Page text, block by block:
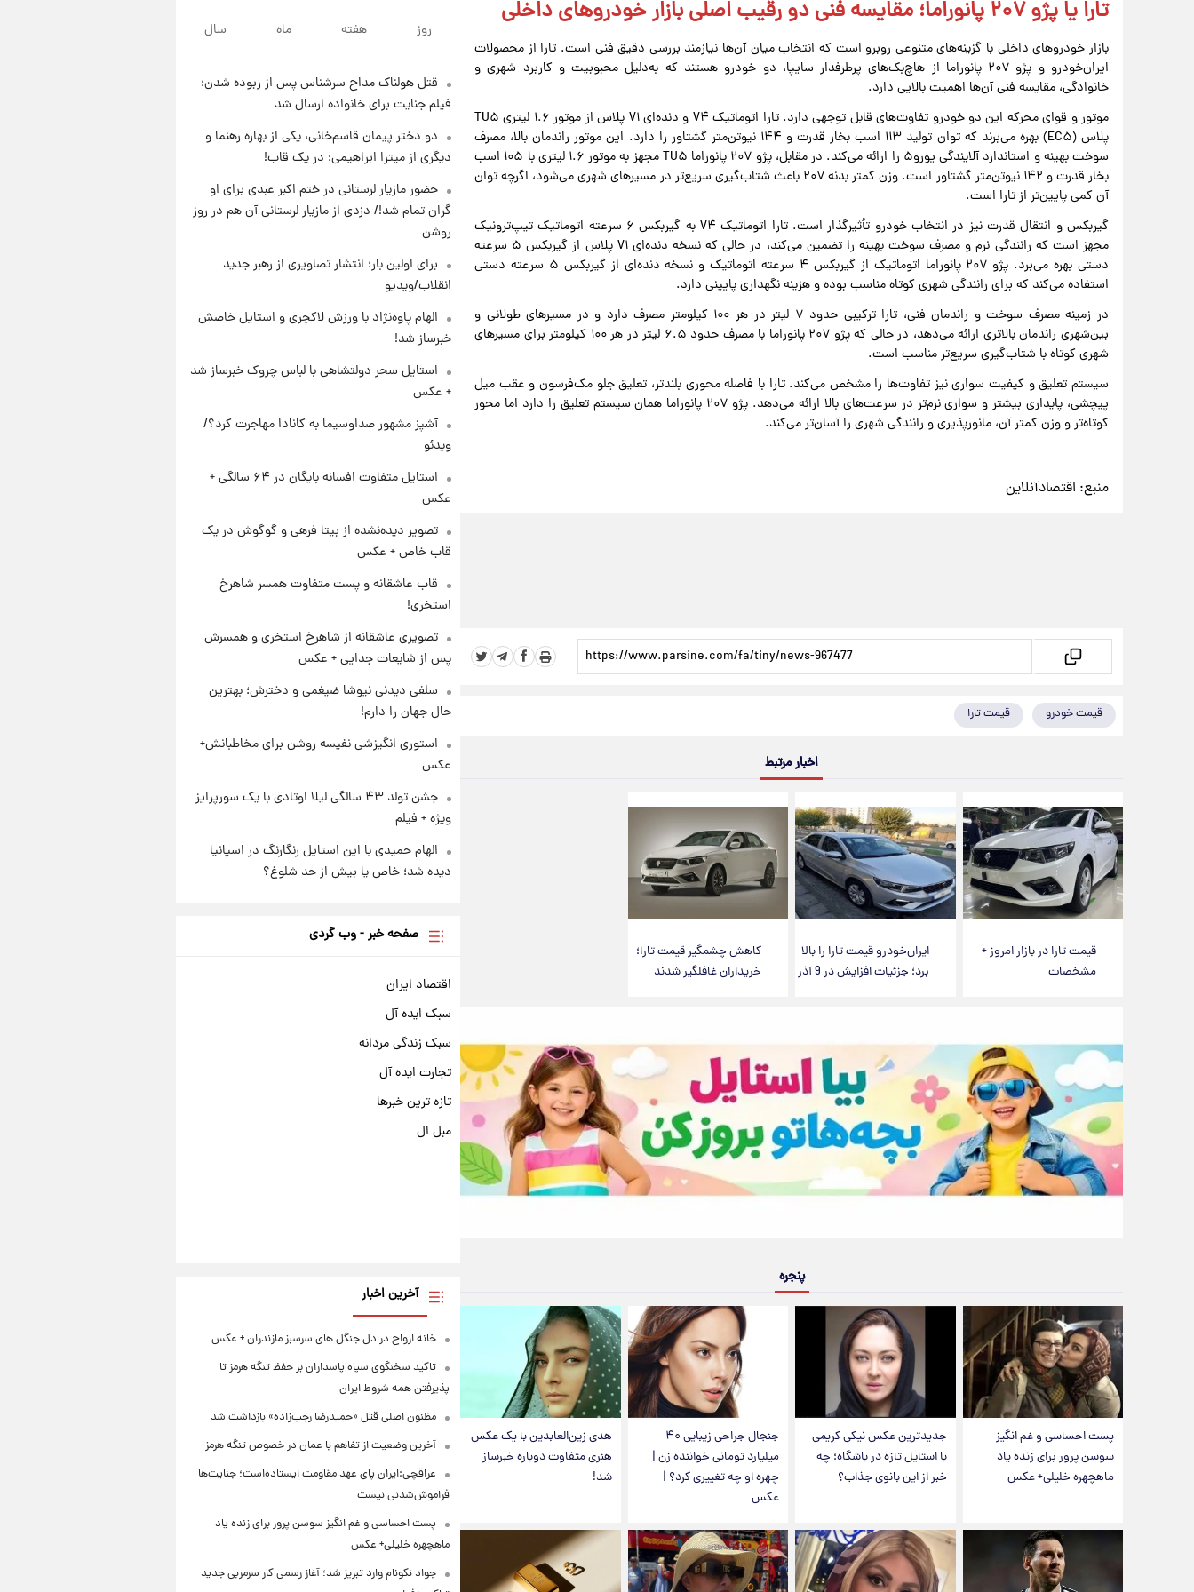
تارا یا پژو ۲۰۷ پانوراما؛ مقایسه فنی دو رقیب اصلی بازار خودروهای داخلی
بازار خودروهای داخلی با گزینه‌های متنوعی روبرو است که انتخاب میان آن‌ها نیازمند بررسی دقیق فنی است. تارا از محصولات
ایران‌خودرو و پژو ۲۰۷ پانوراما از هاچ‌بک‌های پرطرفدار سایپا، دو خودرو هستند که به‌دلیل محبوبیت و کاربرد شهری و
خانوادگی، مقایسه فنی آن‌ها اهمیت بالایی دارد.
موتور و قوای محرکه این دو خودرو تفاوت‌های قابل توجهی دارد. تارا اتوماتیک V۴ و دنده‌ای V۱ پلاس از موتور ۱.۶ لیتری TU۵
پلاس (EC۵) بهره می‌برند که توان تولید ۱۱۳ اسب بخار قدرت و ۱۴۴ نیوتن‌متر گشتاور را دارد. این موتور راندمان بالا، مصرف
سوخت بهینه و استاندارد آلایندگی یورو۵ را ارائه می‌کند. در مقابل، پژو ۲۰۷ پانوراما TU۵ مجهز به موتور ۱.۶ لیتری با ۱۰۵ اسب
بخار قدرت و ۱۴۲ نیوتن‌متر گشتاور است. وزن کمتر بدنه ۲۰۷ باعث شتاب‌گیری سریع‌تر در مسیرهای شهری می‌شود، اگرچه توان
آن کمی پایین‌تر از تارا است.
گیربکس و انتقال قدرت نیز در انتخاب خودرو تأثیرگذار است. تارا اتوماتیک V۴ به گیربکس ۶ سرعته اتوماتیک تیپ‌ترونیک
مجهز است که رانندگی نرم و مصرف سوخت بهینه را تضمین می‌کند، در حالی که نسخه دنده‌ای V۱ پلاس از گیربکس ۵ سرعته
دستی بهره می‌برد. پژو ۲۰۷ پانوراما اتوماتیک از گیربکس ۴ سرعته اتوماتیک و نسخه دنده‌ای از گیربکس ۵ سرعته دستی
استفاده می‌کند که برای رانندگی شهری کوتاه مناسب بوده و هزینه نگهداری پایینی دارد.
در زمینه مصرف سوخت و راندمان فنی، تارا ترکیبی حدود ۷ لیتر در هر ۱۰۰ کیلومتر مصرف دارد و در مسیرهای طولانی و
بین‌شهری راندمان بالاتری ارائه می‌دهد، در حالی که پژو ۲۰۷ پانوراما با مصرف حدود ۶.۵ لیتر در هر ۱۰۰ کیلومتر برای مسیرهای
شهری کوتاه با شتاب‌گیری سریع‌تر مناسب است.
سیستم تعلیق و کیفیت سواری نیز تفاوت‌ها را مشخص می‌کند. تارا با فاصله محوری بلندتر، تعلیق جلو مک‌فرسون و عقب میل
پیچشی، پایداری بیشتر و سواری نرم‌تر در سرعت‌های بالا ارائه می‌دهد. پژو ۲۰۷ پانوراما همان سیستم تعلیق را دارد اما محور
کوتاه‌تر و وزن کمتر آن، مانورپذیری و رانندگی شهری را آسان‌تر می‌کند.
منبع: اقتصادآنلاین
قیمت خودرو قیمت تارا
اخبار مرتبط
قیمت تارا در بازار امروز +
مشخصات
ایران‌خودرو قیمت تارا را بالا
برد؛ جزئیات افزایش در 9 آذر
کاهش چشمگیر قیمت تارا؛
خریداران غافلگیر شدند
پنجره
پست احساسی و غم انگیز
سوسن پرور برای زنده یاد
ماهچهره خلیلی+ عکس
جدیدترین عکس نیکی کریمی
با استایل تازه در باشگاه؛ چه
خبر از این بانوی جذاب؟
جنجال جراحی زیبایی ۴۰
میلیارد تومانی خواننده زن |
چهره او چه تغییری کرد؟ |
عکس
هدی زین‌العابدین با یک عکس
هنری متفاوت دوباره خبرساز
شد!
۲۳ ساعت پیش
آمریکا + فیلم
۲۳ ساعت پیش
برای اولین بار؛ انتشار تصاویری از
رهبر جدید انقلاب/ویدیو
۱ روز پیش
خاتمی/ویدیو
روز هفته ماه سال
قتل هولناک مداح سرشناس پس از ربوده شدن؛
فیلم جنایت برای خانواده ارسال شد
دو دختر پیمان قاسم‌خانی، یکی از بهاره رهنما و
دیگری از میترا ابراهیمی؛ در یک قاب!
حضور مازیار لرستانی در ختم اکبر عبدی برای او
گران تمام شد!/ دزدی از مازیار لرستانی آن هم در روز
روشن
برای اولین بار؛ انتشار تصاویری از رهبر جدید
انقلاب/ویدیو
الهام پاوه‌نژاد با ورزش لاکچری و استایل خاصش
خبرساز شد!
استایل سحر دولتشاهی با لباس چروک خبرساز شد
+ عکس
آشپز مشهور صداوسیما به کانادا مهاجرت کرد؟/
ویدئو
استایل متفاوت افسانه بایگان در ۶۴ سالگی +
عکس
تصویر دیده‌نشده از بیتا فرهی و گوگوش در یک
قاب خاص + عکس
قاب عاشقانه و پست متفاوت همسر شاهرخ
استخری!
تصویری عاشقانه از شاهرخ استخری و همسرش
پس از شایعات جدایی + عکس
سلفی دیدنی نیوشا ضیغمی و دخترش؛ بهترین
حال جهان را دارم!
استوری انگیزشی نفیسه روشن برای مخاطبانش+
عکس
جشن تولد ۴۳ سالگی لیلا اوتادی با یک سورپرایز
ویژه + فیلم
الهام حمیدی با این استایل رنگارنگ در اسپانیا
دیده شد؛ خاص یا بیش از حد شلوغ؟
صفحه خبر - وب گردی
اقتصاد ایران
سبک ایده آل
سبک زندگی مردانه
تجارت ایده آل
تازه ترین خبرها
مبل ال
آخرین اخبار
خانه ارواح در دل جنگل های سرسبز مازندران + عکس
تاکید سخنگوی سپاه پاسداران بر حفظ تنگه هرمز تا
پذیرفتن همه شروط ایران
مظنون اصلی قتل «حمیدرضا رجب‌زاده» بازداشت شد
آخرین وضعیت از تفاهم با عمان در خصوص تنگه هرمز
عراقچی:ایران پای عهد مقاومت ایستاده‌است؛ جنایت‌ها
فراموش‌شدنی نیست
پست احساسی و غم انگیز سوسن پرور برای زنده یاد
ماهچهره خلیلی+ عکس
جواد نکونام وارد تبریز شد؛ آغاز رسمی کار سرمربی جدید